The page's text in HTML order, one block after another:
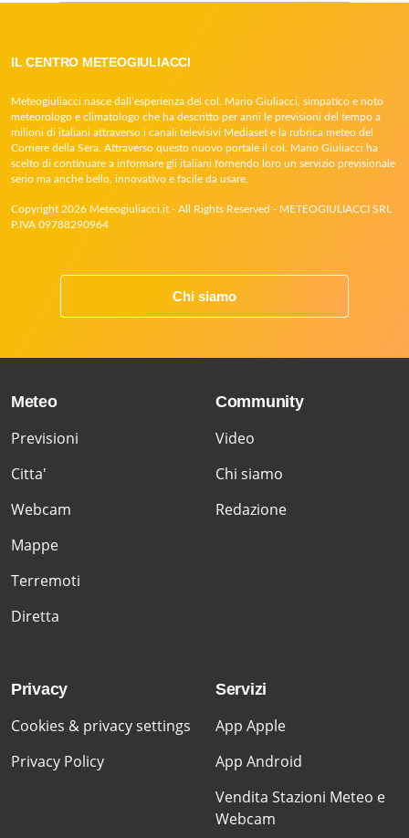
IL CENTRO METEOGIULIACCI
Meteogiuliacci nasce dall’esperienza del col. Mario Giuliacci, simpatico e noto
meteorologo e climatologo che ha descritto per anni le previsioni del tempo a
milioni di italiani attraverso i canali televisivi Mediaset e la rubrica meteo del
Corriere della Sera. Attraverso questo nuovo portale il col. Mario Giuliacci ha
scelto di continuare a informare gli italiani fornendo loro un servizio previsionale
serio ma anche bello, innovativo e facile da usare.
Copyright 2026 Meteogiuliacci.it - All Rights Reserved - METEOGIULIACCI SRL
P.IVA 09788290964
Chi siamo
Meteo
Previsioni
Citta'
Webcam
Mappe
Terremoti
Diretta
Community
Video
Chi siamo
Redazione
Privacy
Cookies & privacy settings
Privacy Policy
Servizi
App Apple
App Android
Vendita Stazioni Meteo e
Webcam